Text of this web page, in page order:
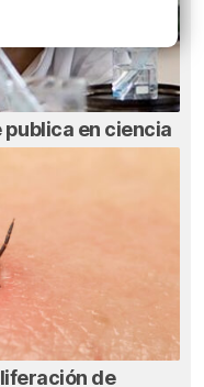
publica en ciencia
de